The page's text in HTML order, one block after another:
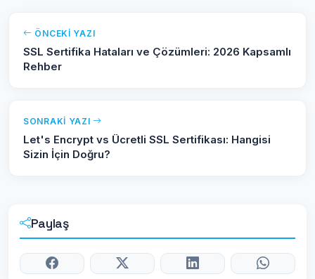
ÖNCEKI YAZI
SSL Sertifika Hataları ve Çözümleri: 2026 Kapsamlı
Rehber
SONRAKI YAZI
Let's Encrypt vs Ücretli SSL Sertifikası: Hangisi
Sizin İçin Doğru?
Paylaş